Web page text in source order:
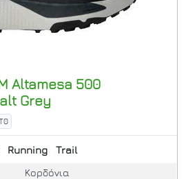
Altamesa 500
Grey
Running
Trail
Κορδόνια